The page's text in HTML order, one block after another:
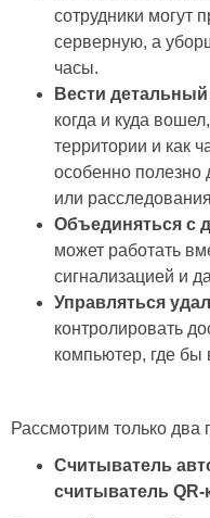
сотрудники могут
серверную, а
часы.
Вести детальный
когда и куда
территории и как
особенно полезно
или
Объединяться с
может работать
сигнализацией и
Управляться
контролировать
компьютер, где бы
Рассмотрим только два
Считыватель
считыватель QR-